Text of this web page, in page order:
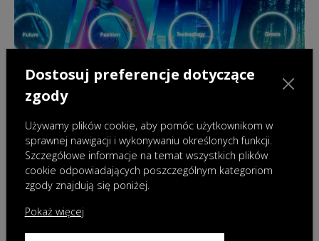
18.12.2024|Wydarzenia
OMODA & JAECOO podsumowuje pierwsze
półrocze działalności na rynku polskim i
Dostosuj preferencje dotyczące
zgody
Używamy plików cookie, aby pomóc użytkownikom w
sprawnej nawigacji i wykonywaniu określonych funkcji.
Szczegółowe informacje na temat wszystkich plików
cookie odpowiadających poszczególnym kategoriom
zgody znajdują się poniżej.
Pokaż więcej